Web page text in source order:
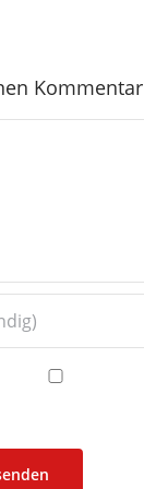
Kommentar